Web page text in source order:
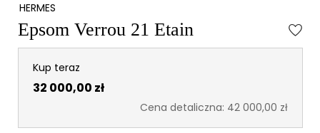
HERMES
Epsom Verrou 21 Etain
Kup teraz
32 000,00 zł
Cena detaliczna: 42 000,00 zł